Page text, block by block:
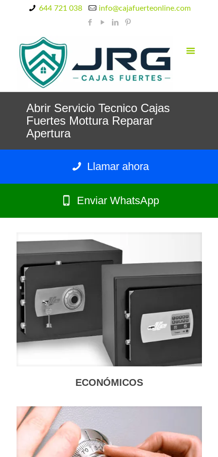
644 721 038 info@cajafuerteonline.com
Abrir Servicio Tecnico Cajas
Fuertes Mottura Reparar
Apertura
Llamar ahora
Enviar WhatsApp
ECONÓMICOS